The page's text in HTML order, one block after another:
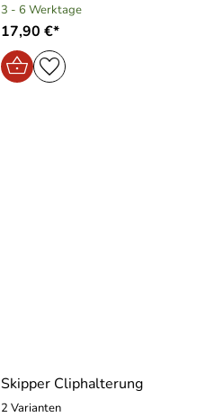
3 - 6 Werktage
17,90 €*
Skipper Cliphalterung
2 Varianten